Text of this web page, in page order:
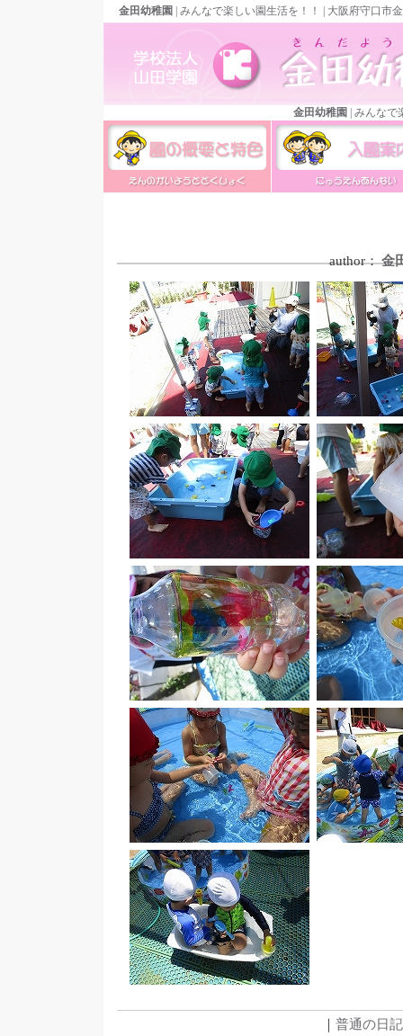
金田幼稚園 | みんなで楽しい園生活を！！ | 大阪府守口市
金田幼稚園 | みんな
author：金
｜ 普通の日記